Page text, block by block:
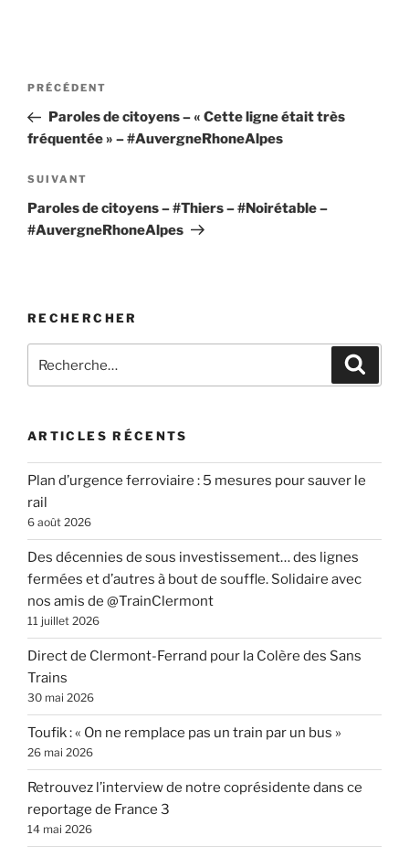
Navigation
l’article
Article
précédent
PRÉCÉDENT
Paroles de citoyens – « Cette ligne était très
fréquentée » – #AuvergneRhoneAlpes
Article
suivant
SUIVANT
Paroles de citoyens – #Thiers – #Noirétable –
#AuvergneRhoneAlpes
RECHERCHER
pour
ARTICLES RÉCENTS
Plan d’urgence ferroviaire : 5 mesures pour sauver le
rail
6 août 2026
Des décennies de sous investissement… des lignes
fermées et d’autres à bout de souffle. Solidaire avec
nos amis de @TrainClermont
11 juillet 2026
Direct de Clermont-Ferrand pour la Colère des Sans
Trains
30 mai 2026
Toufik : « On ne remplace pas un train par un bus »
26 mai 2026
Retrouvez l’interview de notre coprésidente dans ce
reportage de France 3
14 mai 2026